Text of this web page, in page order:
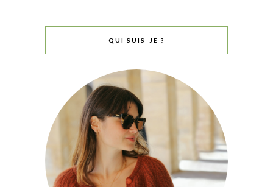
QUI SUIS-JE ?